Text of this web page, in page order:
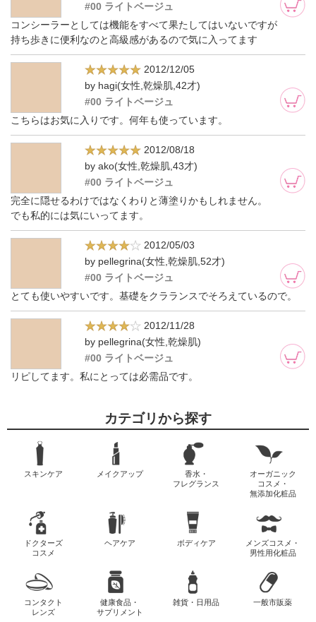
#00 ライトベージュ
コンシーラーとしては機能をすべて果たしてはいないですが
持ち歩きに便利なのと高級感があるので気に入ってます
2012/12/05
by hagi(女性,乾燥肌,42才)
#00 ライトベージュ
こちらはお気に入りです。何年も使っています。
2012/08/18
by ako(女性,乾燥肌,43才)
#00 ライトベージュ
完全に隠せるわけではなくわりと薄塗りかもしれません。
でも私的には気にいってます。
2012/05/03
by pellegrina(女性,乾燥肌,52才)
#00 ライトベージュ
とても使いやすいです。基礎をクラランスでそろえているので。
2012/11/28
by pellegrina(女性,乾燥肌)
#00 ライトベージュ
リピしてます。私にとっては必需品です。
カテゴリから探す
スキンケア メイクアップ
香水・
フレグランス
オーガニック
コスメ・
無添加化粧品
ドクターズ
コスメ
ヘアケア ボディケア
メンズコスメ・
男性用化粧品
コンタクト
レンズ
健康食品・
サプリメント
雑貨・日用品 一般市販薬